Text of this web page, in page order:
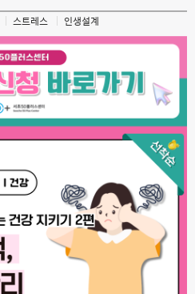
스트레스 인생설계